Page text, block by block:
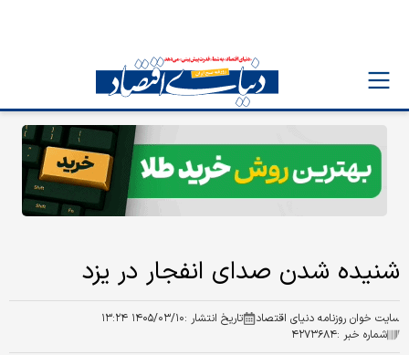
شنیده شدن صدای انفجار در یزد
سایت خوان روزنامه دنیای اقتصاد تاریخ انتشار :۱۴۰۵/۰۳/۱۰ ۱۳:۲۴
شماره خبر :۴۲۷۳۶۸۴